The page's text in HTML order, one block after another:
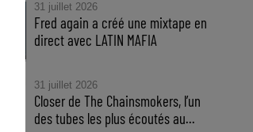
31 juillet 2026
Fred again a créé une mixtape en
direct avec LATIN MAFIA
31 juillet 2026
Closer de The Chainsmokers, l’un
des tubes les plus écoutés au...